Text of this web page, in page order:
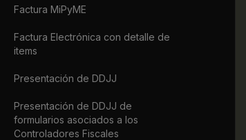
Factura MiPyME
Factura Electrónica con detalle de
items
Presentación de DDJJ
Presentación de DDJJ de
formularios asociados a los
Controladores Fiscales